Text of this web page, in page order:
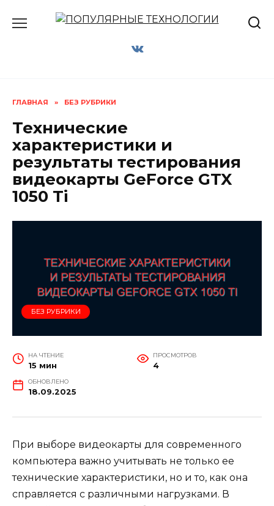
ГЛАВНАЯ » БЕЗ РУБРИКИ
Технические
характеристики и
результаты тестирования
видеокарты GeForce GTX
1050 Ti
БЕЗ РУБРИКИ
НА ЧТЕНИЕ
15 мин
ПРОСМОТРОВ
4
ОБНОВЛЕНО
18.09.2025
При выборе видеокарты для современного
компьютера важно учитывать не только ее
технические характеристики, но и то, как она
справляется с различными нагрузками. В